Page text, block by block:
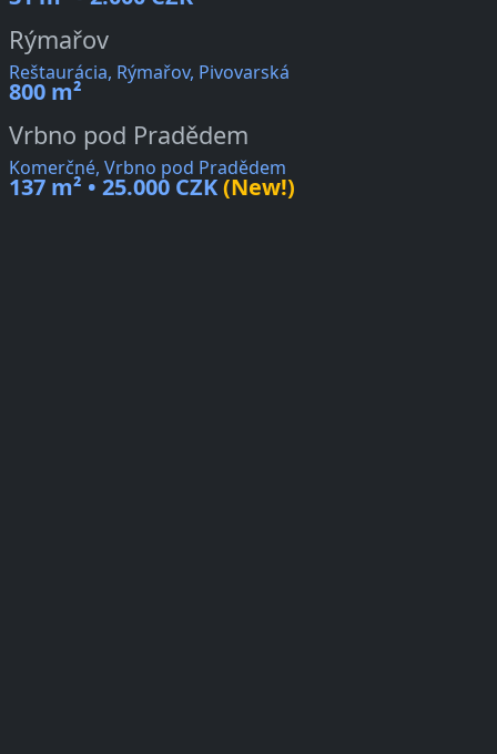
Rýmařov
Reštaurácia, Rýmařov, Pivovarská
800 m²
Vrbno pod Pradědem
Komerčné, Vrbno pod Pradědem
137 m² • 25.000 CZK(New!)